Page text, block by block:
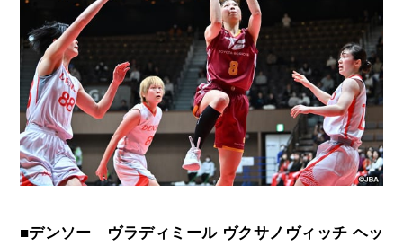
■デンソー ヴラディミール ヴクサノヴィッチ ヘッ